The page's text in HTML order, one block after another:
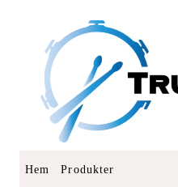
content
Hem Produkter